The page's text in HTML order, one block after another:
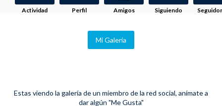
Actividad Perfil Amigos Siguiendo
Mi Galeria
Estas viendo la galería de un miembro de la red social, anímate a
dar algún "Me Gusta"